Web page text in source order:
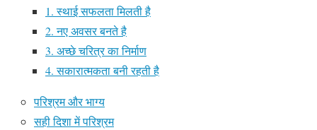
1. स्थाई सफलता मिलती है
2. नए अवसर बनते है
3. अच्छे चरित्र का निर्माण
4. सकारात्मकता बनी रहती है
परिश्रम और भाग्य
सही दिशा में परिश्रम